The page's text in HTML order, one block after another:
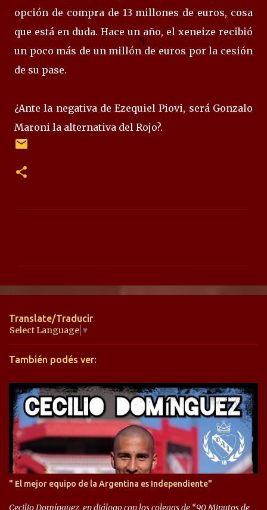
opción de compra de 13 millones de euros, cosa
que está en duda. Hace un año, el xeneize recibió
un poco más de un millón de euros por la cesión
de su pase.
¿Ante la negativa de Ezequiel Piovi, será Gonzalo
Maroni la alternativa del Rojo?.
n
a
r
i
s
Translate/Traducir
Select Language ▼
También podés ver:
" El mejor equipo de la Argentina es Independiente"
Cecilio Domínguez, en diálogo con los colegas de “90 Minutos de